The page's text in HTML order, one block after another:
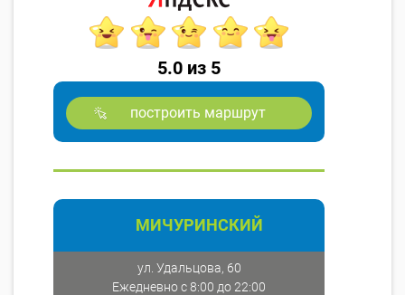
5.0 из 5
построить маршрут
МИЧУРИНСКИЙ
ул. Удальцова, 60
Ежедневно с 8:00 до 22:00